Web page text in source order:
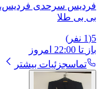
فردیس سرحدی فردیس،
بی بی طلا
5
(
1 نفر)
باز تا 22:00 امروز
تماسجزئیات بیشتر